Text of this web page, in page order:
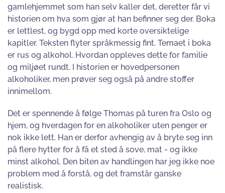
gamlehjemmet som han selv kaller det, deretter får vi
historien om hva som gjør at han befinner seg der. Boka
er lettlest, og bygd opp med korte oversiktelige
kapitler. Teksten flyter språkmessig fint. Temaet i boka
er rus og alkohol. Hvordan oppleves dette for familie
og miljøet rundt. I historien er hovedpersonen
alkoholiker, men prøver seg også på andre stoffer
innimellom.
Det er spennende å følge Thomas på turen fra Oslo og
hjem, og hverdagen for en alkoholiker uten penger er
nok ikke lett. Han er derfor avhengig av å bryte seg inn
på flere hytter for å få et sted å sove, mat - og ikke
minst alkohol. Den biten av handlingen har jeg ikke noe
problem med å forstå, og det framstår ganske
realistisk.